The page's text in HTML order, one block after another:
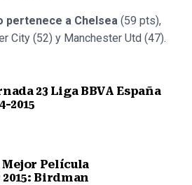
pertenece a Chelsea (59 pts),
City (52) y Manchester Utd (47).
23 Liga BBVA España
2015
Película
2015: Birdman